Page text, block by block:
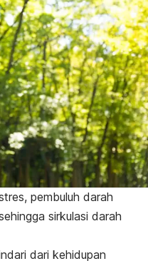
pembuluh darah
sirkulasi darah
dari kehidupan